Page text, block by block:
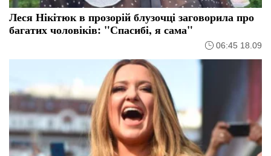
Леся Нікітюк в прозорій блузочці заговорила про
багатих чоловіків: "Спасибі, я сама"
06:45 18.09